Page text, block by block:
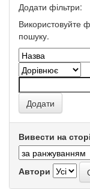
Додати фільтри:
Використовуйте
пошуку.
Вивести на
Автори